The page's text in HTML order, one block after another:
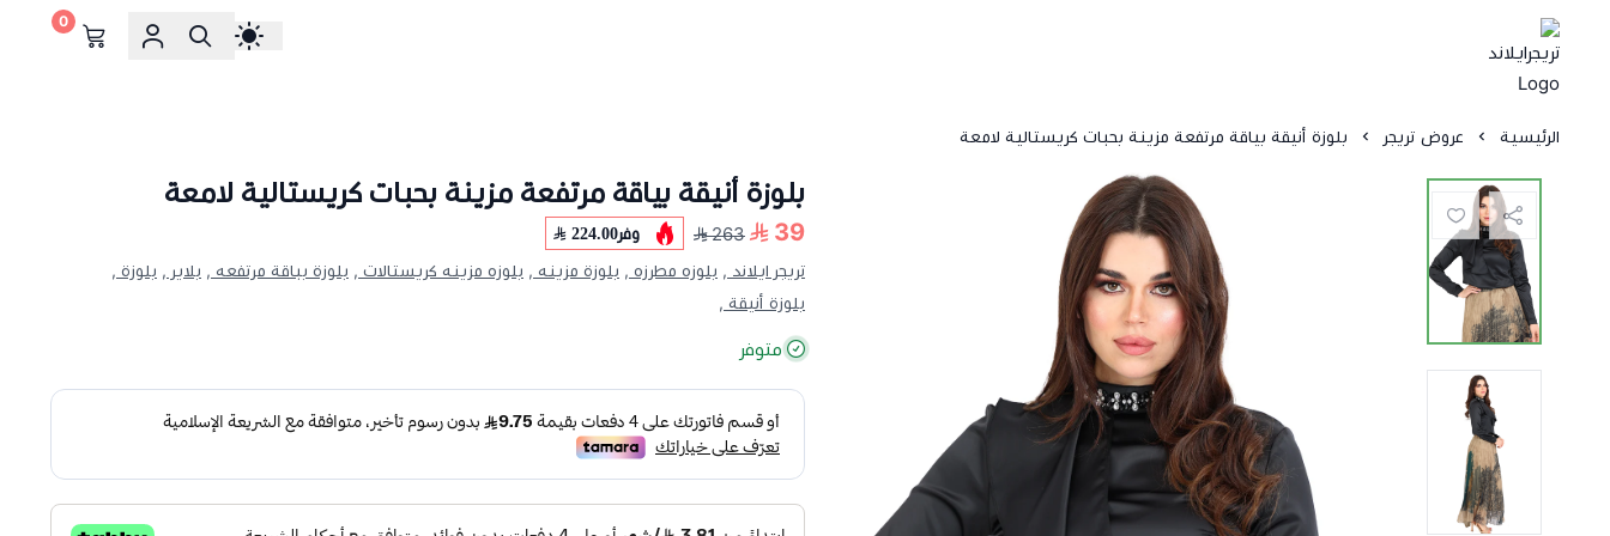
0
الرئيسية عروض تريجر بلوزة أنيقة بياقة مرتفعة مزينة بحبات كريستالية لامعة
بلوزة أنيقة بياقة مرتفعة مزينة بحبات كريستالية لامعة
39
263 وفر224.00
تريجر ايلاند , بلوزه مطرزه , بلوزة مزينه , بلوزه مزينه كريستالات , بلوزة بباقة مرتفعه , بلاير , بلوزة ,
بلوزة أنيقة ,
متوفر